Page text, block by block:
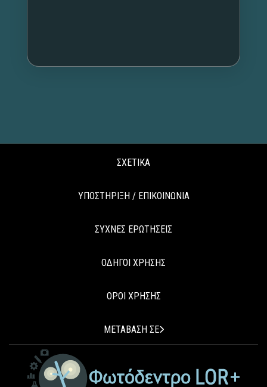
ΣΧΕΤΙΚΑ
ΥΠΟΣΤΗΡΙΞΗ / ΕΠΙΚΟΙΝΩΝΙΑ
ΣΥΧΝΕΣ ΕΡΩΤΗΣΕΙΣ
ΟΔΗΓΟΙ ΧΡΗΣΗΣ
ΟΡΟΙ ΧΡΗΣΗΣ
ΜΕΤΑΒΑΣΗ ΣΕ